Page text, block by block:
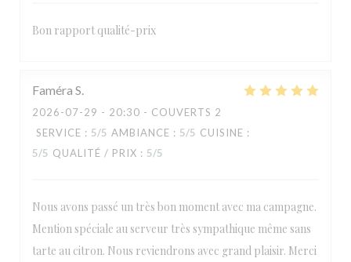
Bon rapport qualité-prix
Faméra S
2026-07-29 - 20:30 - COUVERTS 2
SERVICE : 5/5 AMBIANCE : 5/5 CUISINE :
5/5 QUALITÉ / PRIX : 5/5
Nous avons passé un très bon moment avec ma campagne.
Mention spéciale au serveur très sympathique même sans
tarte au citron. Nous reviendrons avec grand plaisir. Merci